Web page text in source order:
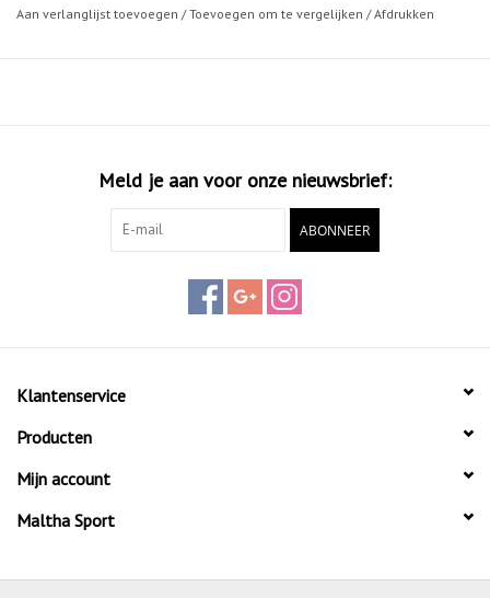
Aan verlanglijst toevoegen /Toevoegen om te vergelijken /Afdrukken
Meld je aan voor onze nieuwsbrief:
ABONNEER
Klantenservice
Producten
Mijn account
Maltha Sport